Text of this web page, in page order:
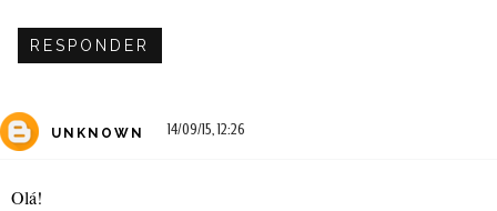
RESPONDER
UNKNOWN 14/09/15, 12:26
Olá!